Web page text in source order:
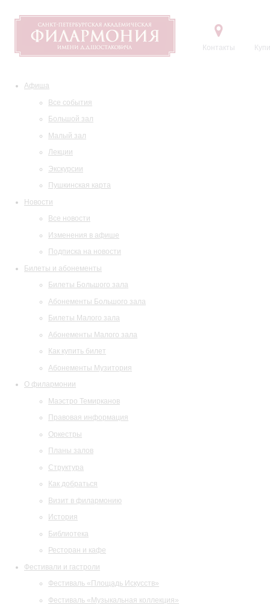
Контакты
Афиша
Все события
Большой зал
Малый зал
Лекции
Экскурсии
Пушкинская карта
Новости
Все новости
Изменения в афише
Подписка на новости
Билеты и абонементы
Билеты Большого зала
Абонементы Большого зала
Билеты Малого зала
Абонементы Малого зала
Как купить билет
Абонементы Музитория
О филармонии
Маэстро Темирканов
Правовая информация
Оркестры
Планы залов
Структура
Как добраться
Визит в филармонию
История
Библиотека
Ресторан и кафе
Фестивали и гастроли
Фестиваль «Площадь Искусств»
Фестиваль «Музыкальная коллекция»